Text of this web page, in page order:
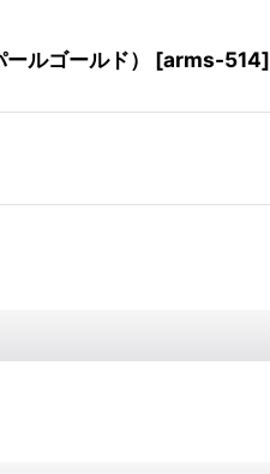
ルゴールド） [arms-514]